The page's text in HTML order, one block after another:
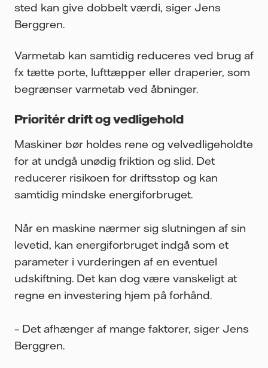
sted kan give dobbelt værdi, siger Jens
Berggren.
Varmetab kan samtidig reduceres ved brug af
fx tætte porte, lufttæpper eller draperier, som
begrænser varmetab ved åbninger.
Prioritér drift og vedligehold
Maskiner bør holdes rene og velvedligeholdte
for at undgå unødig friktion og slid. Det
reducerer risikoen for driftsstop og kan
samtidig mindske energiforbruget.
Når en maskine nærmer sig slutningen af sin
levetid, kan energiforbruget indgå som et
parameter i vurderingen af en eventuel
udskiftning. Det kan dog være vanskeligt at
regne en investering hjem på forhånd.
– Det afhænger af mange faktorer, siger Jens
Berggren.